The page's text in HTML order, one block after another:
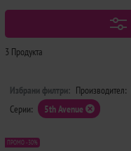
3 Продукта
Избрани филтри: Производител:
Серии:
5th Avenue
ПРОМО -30%